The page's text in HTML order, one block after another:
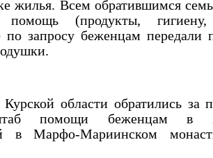
жилья. Всем обратившимся
помощь (продукты,
запросу беженцам передали
Курской области обратились
помощи беженцам в
в Марфо-Мариинском